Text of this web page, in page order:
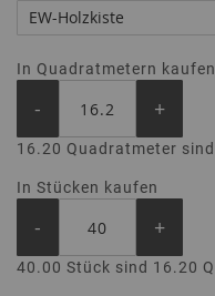
In Quadratmetern kaufen
- +
16.20 Quadratmeter
In Stücken kaufen
- +
40.00 Stück sind 16.20